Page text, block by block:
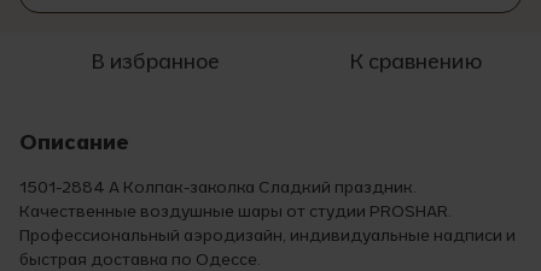
В избранное К сравнению
Описание
1501-2884 A Колпак-заколка Сладкий праздник.
Качественные воздушные шары от студии PROSHAR.
Профессиональный аэродизайн, индивидуальные надписи и
быстрая доставка по Одессе.